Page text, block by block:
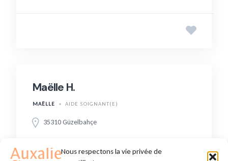
Nous respectons la vie privée de
Maëlle H.
MAËLLE AIDE SOIGNANT(E)
35310 Güzelbahçe